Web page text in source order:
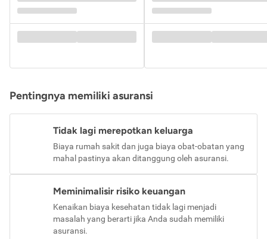
Pentingnya memiliki asuransi
Tidak lagi merepotkan keluarga
Biaya rumah sakit dan juga biaya obat-obatan yang
mahal pastinya akan ditanggung oleh asuransi.
Meminimalisir risiko keuangan
Kenaikan biaya kesehatan tidak lagi menjadi
masalah yang berarti jika Anda sudah memiliki
asuransi.